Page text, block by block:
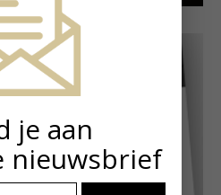
je aan
nieuwsbrief